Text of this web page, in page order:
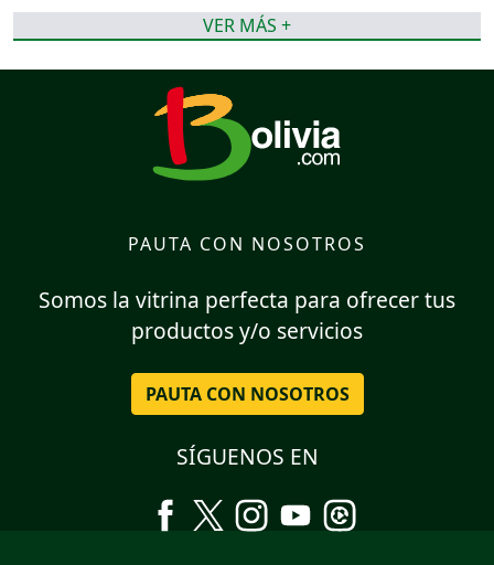
VER MÁS +
PAUTA CON NOSOTROS
Somos la vitrina perfecta para ofrecer tus
productos y/o servicios
PAUTA CON NOSOTROS
SÍGUENOS EN